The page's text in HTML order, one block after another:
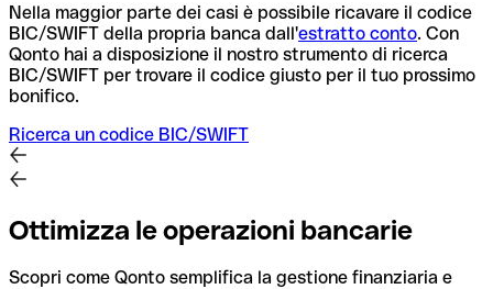
Nella maggior parte dei casi è possibile ricavare il codice
BIC/SWIFT della propria banca dall'estratto conto. Con
Qonto hai a disposizione il nostro strumento di ricerca
BIC/SWIFT per trovare il codice giusto per il tuo prossimo
bonifico.
Ricerca un codice BIC/SWIFT
Ottimizza le operazioni bancarie
Scopri come Qonto semplifica la gestione finanziaria e